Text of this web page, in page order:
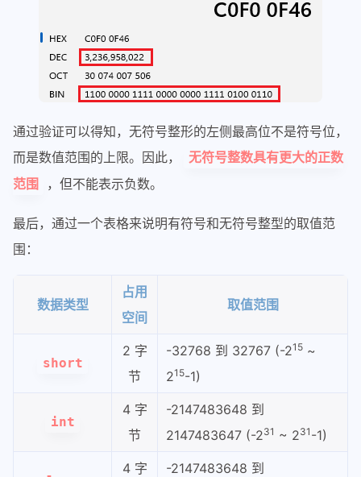
通过验证可以得知，无符号整形的左侧最高位不是符号位，
而是数值范围的上限。因此，
无符号整数具有更大的正数
范围
，但不能表示负数。
最后，通过一个表格来说明有符号和无符号整型的取值范
围：
数据类型
占用
空间
取值范围
short
2 字
节
-32768 到 32767 (-215~
215-1)
int
4 字
节
-2147483648 到
2147483647 (-231 ~ 231 -1)
4 字 -2147483648 到